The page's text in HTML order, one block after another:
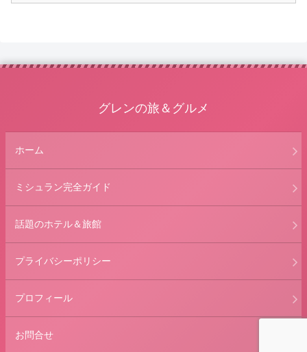
グレンの旅＆グルメ
ホーム
ミシュラン完全ガイド
話題のホテル＆旅館
プライバシーポリシー
プロフィール
お問合せ